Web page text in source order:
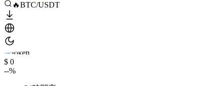
🔥BTC/USDT
$ 0
--%